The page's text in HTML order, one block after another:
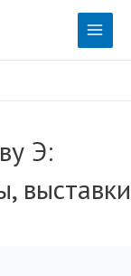
Main
Э:
выставки